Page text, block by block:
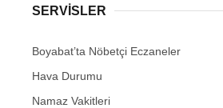
SERVISLER
Boyabat’ta Nöbetçi Eczaneler
Hava Durumu
Namaz Vakitleri